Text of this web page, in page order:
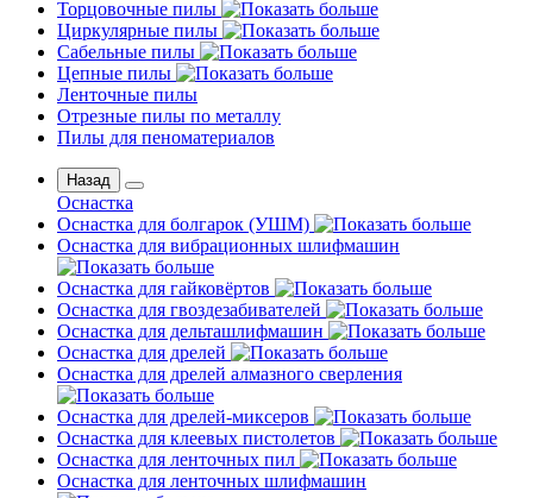
Торцовочные пилы
Циркулярные пилы
Сабельные пилы
Цепные пилы
Ленточные пилы
Отрезные пилы по металлу
Пилы для пеноматериалов
Назад
Оснастка
Оснастка для болгарок (УШМ)
Оснастка для вибрационных шлифмашин
Оснастка для гайковёртов
Оснастка для гвоздезабивателей
Оснастка для дельташлифмашин
Оснастка для дрелей
Оснастка для дрелей алмазного сверления
Оснастка для дрелей-миксеров
Оснастка для клеевых пистолетов
Оснастка для ленточных пил
Оснастка для ленточных шлифмашин